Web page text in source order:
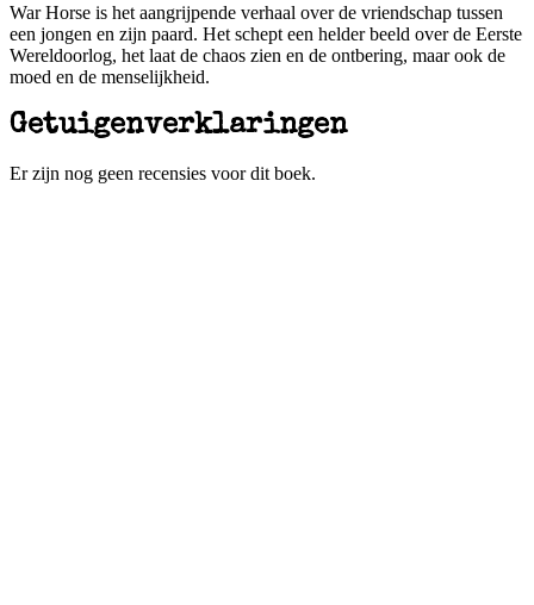
War Horse is het aangrijpende verhaal over de vriendschap tussen
een jongen en zijn paard. Het schept een helder beeld over de Eerste
Wereldoorlog, het laat de chaos zien en de ontbering, maar ook de
moed en de menselijkheid.
Getuigenverklaringen
Er zijn nog geen recensies voor dit boek.